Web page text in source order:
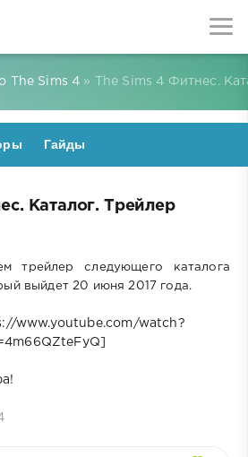
The Sims 4 » The Sims 4 Фитнес.
Гайды
Каталог. Трейлер
трейлер следующего каталога
выйдет 20 июня 2017 года.
www.youtube.com/watch?